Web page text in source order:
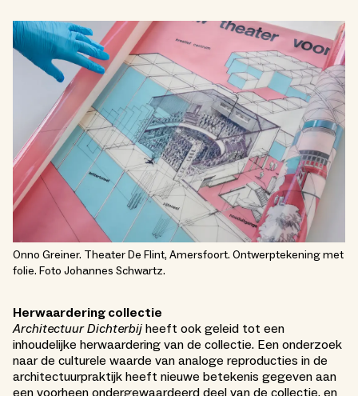
Onno Greiner. Theater De Flint, Amersfoort. Ontwerptekening met
folie. Foto Johannes Schwartz.
Herwaardering collectie
Architectuur Dichterbij heeft ook geleid tot een
inhoudelijke herwaardering van de collectie. Een onderzoek
naar de culturele waarde van analoge reproducties in de
architectuurpraktijk heeft nieuwe betekenis gegeven aan
een voorheen ondergewaardeerd deel van de collectie, en